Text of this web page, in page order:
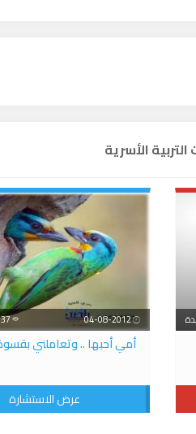
الأسرية
04-08-2012 19037 مشاهدة
أمي أحبها .. وتعاملني
عرض الاستشارة